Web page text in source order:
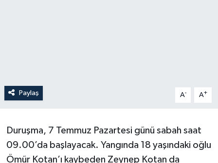
Paylaş A- A+
Duruşma, 7 Temmuz Pazartesi günü sabah saat
09.00’da başlayacak. Yangında 18 yaşındaki oğlu
Ömür Kotan’ı kaybeden Zeynep Kotan da